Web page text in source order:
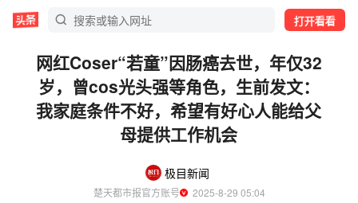
打开看看
网红Coser“若童”因肠癌去世，年仅32
岁，曾cos光头强等角色，生前发文：
我家庭条件不好，希望有好心人能给父
母提供工作机会
极目新闻
楚天都市报官方账号
  2025-8-29 05:04